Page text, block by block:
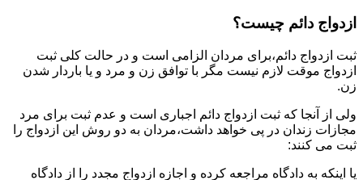
ازدواج دائم چیست؟
ثبت ازدواج دائم،برای مردان الزامی است و در حالت کلی ثبت
ازدواج موقت لازم نیست مگر با توافق زن و مرد و یا باردار شدن
زن.
ولی از آنجا که ثبت ازدواج دائم اجباری است و عدم ثبت برای مرد
مجازات زندان در پی خواهد داشت،مردان به دو روش این ازدواج را
ثبت می کنند:
یا اینکه به دادگاه مراجعه کرده و اجازه ازدواج مجدد را از دادگاه